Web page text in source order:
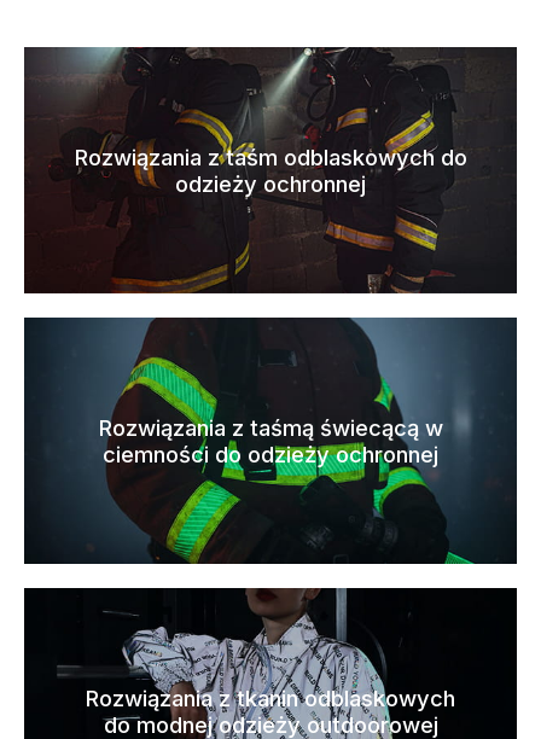
Rozwiązania z taśm odblaskowych do
odzieży ochronnej
Rozwiązania z taśmą świecącą w
ciemności do odzieży ochronnej
Rozwiązania z tkanin odblaskowych
do modnej odzieży outdoorowej